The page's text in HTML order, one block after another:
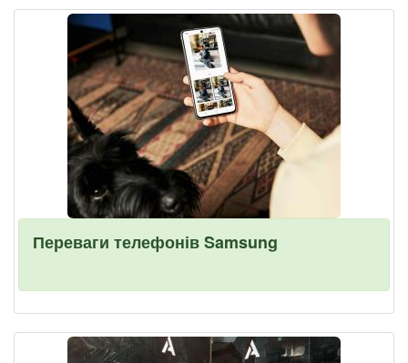
Переваги телефонів Samsung